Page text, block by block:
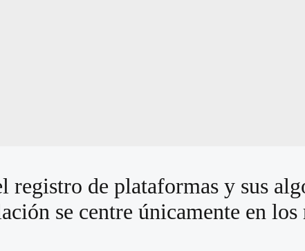
registro de plataformas y sus
se centre únicamente en